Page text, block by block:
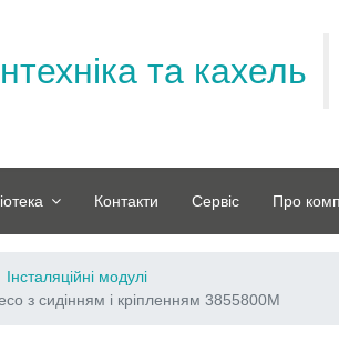
та кахель
Контакти Сервіс Про
Інсталяційні модулі
з сидінням і кріпленням 3855800M